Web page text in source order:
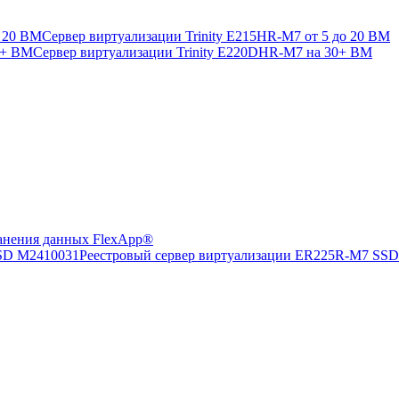
Сервер виртуализации Trinity E215HR-M7 от 5 до 20 ВМ
Сервер виртуализации Trinity E220DHR-M7 на 30+ ВМ
данных FlexApp®
Реестровый сервер виртуализации ER225R-M7